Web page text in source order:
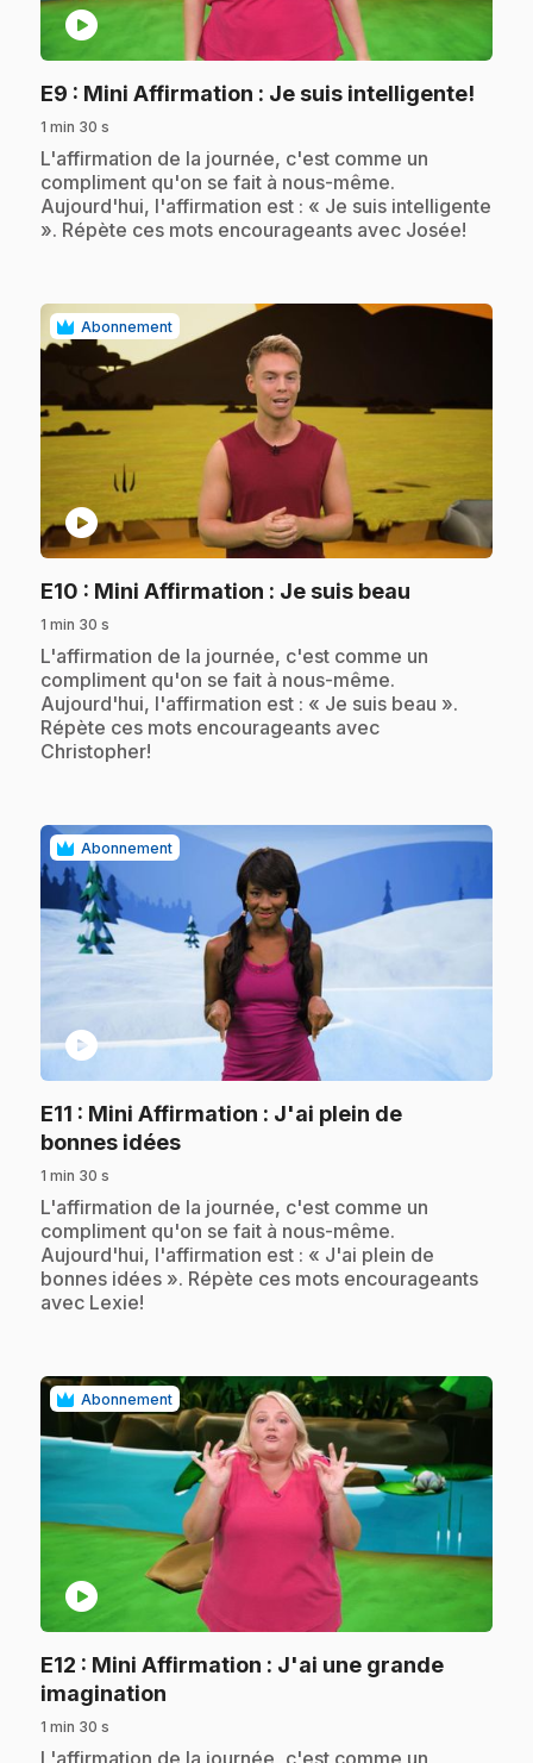
play_circle
E9 : Mini Affirmation : Je suis intelligente!
1 min 30 s
.L'affirmation de la journée, c'est comme un
compliment qu'on se fait à nous-même.
Aujourd'hui, l'affirmation est : « Je suis intelligente
». Répète ces mots encourageants avec Josée!
Abonnement
play_circle
E10 : Mini Affirmation : Je suis beau
1 min 30 s
.L'affirmation de la journée, c'est comme un
compliment qu'on se fait à nous-même.
Aujourd'hui, l'affirmation est : « Je suis beau ».
Répète ces mots encourageants avec
Christopher!
Abonnement
play_circle
E11 : Mini Affirmation : J'ai plein de
bonnes idées.
1 min 30 s
.L'affirmation de la journée, c'est comme un
compliment qu'on se fait à nous-même.
Aujourd'hui, l'affirmation est : « J'ai plein de
bonnes idées ». Répète ces mots encourageants
avec Lexie!
Abonnement
play_circle
E12 : Mini Affirmation : J'ai une grande
imagination
1 min 30 s
.L'affirmation de la journée, c'est comme un